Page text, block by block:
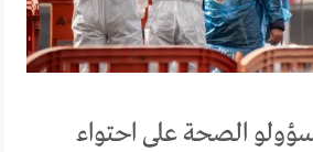
الصحة على احتواء